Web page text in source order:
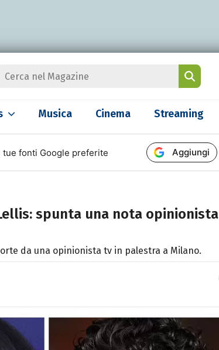
Musica Cinema Streaming
tue fonti Google preferite Aggiungi
spunta una nota opinionista
da una opinionista tv in palestra a Milano.
Lettere, è appassionato di cinema,